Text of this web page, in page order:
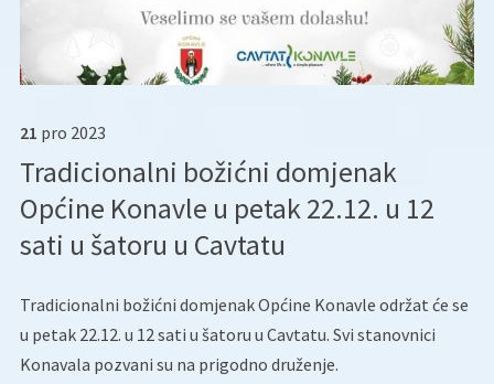
21 pro 2023
Tradicionalni božićni domjenak
Općine Konavle u petak 22.12. u 12
sati u šatoru u Cavtatu
Tradicionalni božićni domjenak Općine Konavle održat će se
u petak 22.12. u 12 sati u šatoru u Cavtatu. Svi stanovnici
Konavala pozvani su na prigodno druženje.